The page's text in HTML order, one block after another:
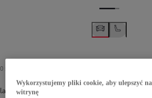
0 zł
lakier podstawowy
Wykorzystujemy pliki cookie, aby ulepszyć
witrynę